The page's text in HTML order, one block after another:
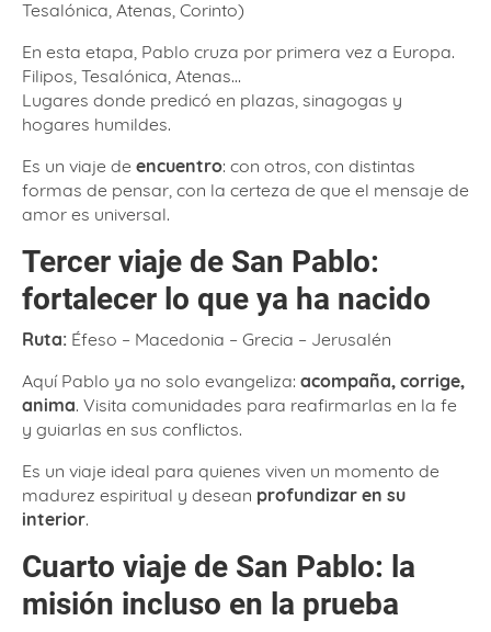
Tesalónica, Atenas, Corinto)
En esta etapa, Pablo cruza por primera vez a Europa.
Filipos, Tesalónica, Atenas…
Lugares donde predicó en plazas, sinagogas y
hogares humildes.
Es un viaje de encuentro: con otros, con distintas
formas de pensar, con la certeza de que el mensaje de
amor es universal.
Tercer viaje de San Pablo:
fortalecer lo que ya ha nacido
Ruta: Éfeso – Macedonia – Grecia – Jerusalén
Aquí Pablo ya no solo evangeliza: acompaña, corrige,
anima. Visita comunidades para reafirmarlas en la fe
y guiarlas en sus conflictos.
Es un viaje ideal para quienes viven un momento de
madurez espiritual y desean profundizar en su
interior.
Cuarto viaje de San Pablo: la
misión incluso en la prueba